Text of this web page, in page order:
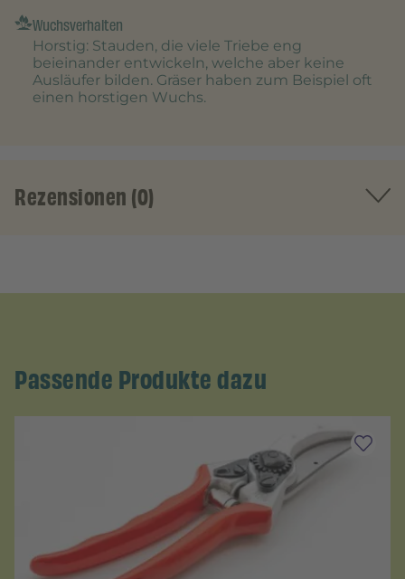
Wuchsverhalten
Horstig: Stauden, die viele Triebe eng
beieinander entwickeln, welche aber keine
Ausläufer bilden. Gräser haben zum Beispiel oft
einen horstigen Wuchs.
Rezensionen (0)
Passende Produkte dazu